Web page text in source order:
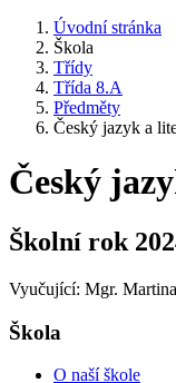
Úvodní stránka
Škola
Třídy
Třída 8.A
Předměty
Český jazyk a
Český
Školní rok
Vyučující: Mgr.
Škola
O naší škole